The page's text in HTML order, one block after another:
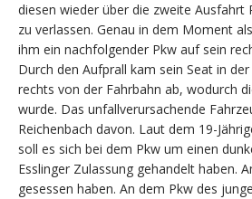
diesen wieder über die zweite Ausfahrt
zu verlassen. Genau in dem Moment
ihm ein nachfolgender Pkw auf sein
Durch den Aufprall kam sein Seat in
rechts von der Fahrbahn ab, wodurch
wurde. Das unfallverursachende
Reichenbach davon. Laut dem 19-
soll es sich bei dem Pkw um einen
Esslinger Zulassung gehandelt haben.
gesessen haben. An dem Pkw des